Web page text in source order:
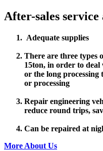
After-sales service
Adequate supplies
There are three types
15ton, in order to
or the long
or processing
Repair engineering
reduce round trips,
Can be repaired at
More About Us